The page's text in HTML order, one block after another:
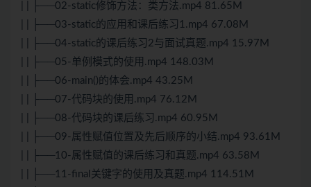
| | ├──02-static修饰方法：类方法.mp4 81.65M
| | ├──03-static的应用和课后练习1.mp4 67.08M
| | ├──04-static的课后练习2与 面试真题.mp4 15.97M
| | ├──05-单例模式的使用.mp4 148.03M
| | ├──06-main()的体会.mp4 43.25M
| | ├──07-代码块的使用.mp4 76.12M
| | ├──08-代码块的课后练习.mp4 60.95M
| | ├──09-属性赋值位置及先后顺序的小结.mp4 93.61M
| | ├──10-属性赋值的课后练习和真题.mp4 63.58M
| | ├──11-final关键字的使用及真题.mp4 114.51M